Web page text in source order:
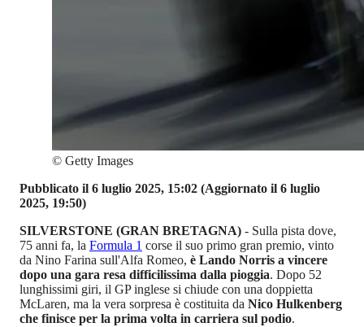
© Getty Images
Pubblicato il 6 luglio 2025, 15:02 (Aggiornato il 6 luglio
2025, 19:50)
SILVERSTONE (GRAN BRETAGNA) - Sulla pista dove,
75 anni fa, la Formula 1 corse il suo primo gran premio, vinto
da Nino Farina sull'Alfa Romeo, è Lando Norris a vincere
dopo una gara resa difficilissima dalla pioggia. Dopo 52
lunghissimi giri, il GP inglese si chiude con una doppietta
McLaren, ma la vera sorpresa è costituita da Nico Hulkenberg
che finisce per la prima volta in carriera sul podio.